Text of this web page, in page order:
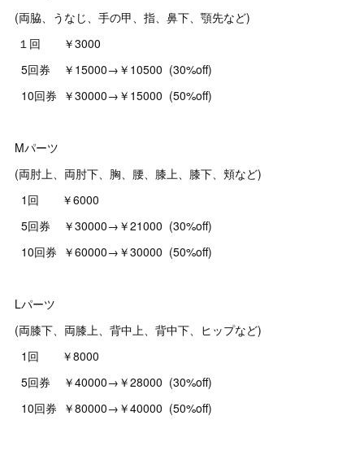
(両脇、うなじ、手の甲、指、鼻下、顎先など)
１回 ￥3000
5回券 ￥15000→￥10500 (30%off)
10回券 ￥30000→￥15000 (50%off)
Mパーツ
(両肘上、両肘下、胸、腰、膝上、膝下、頬など)
1回 ￥6000
5回券 ￥30000→￥21000 (30%off)
10回券 ￥60000→￥30000 (50%off)
Lパーツ
(両膝下、両膝上、背中上、背中下、ヒップなど)
1回 ￥8000
5回券 ￥40000→￥28000 (30%off)
10回券 ￥80000→￥40000 (50%off)